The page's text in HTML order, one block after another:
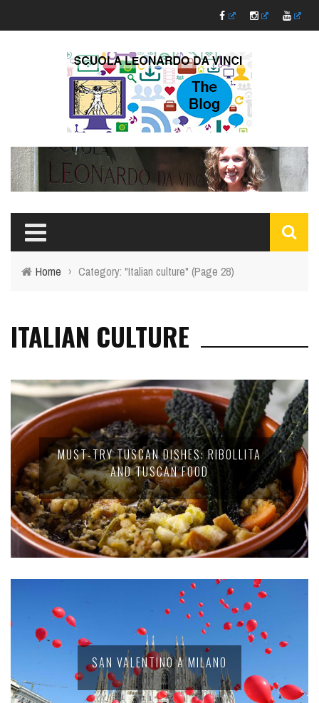
Home › Category: "Italian culture" (Page 28)
ITALIAN CULTURE
MUST-TRY TUSCAN DISHES: RIBOLLITA
AND TUSCAN FOOD
SAN VALENTINO A MILANO